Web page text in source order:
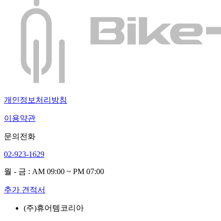
개인정보처리방침
이용약관
문의전화
02-923-1629
월 - 금 : AM 09:00 ~ PM 07:00
추가 견적서
(주)휴어템코리아